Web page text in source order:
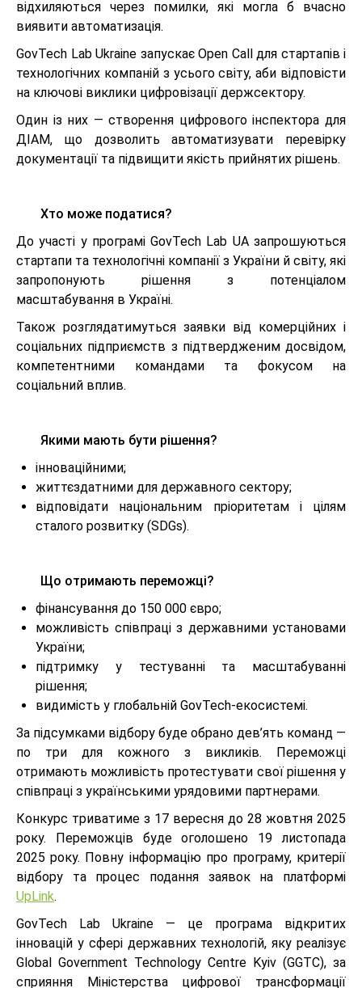
відхиляються через помилки, які могла б вчасно
виявити автоматизація.
GovTech Lab Ukraine запускає Open Call для стартапів і
технологічних компаній з усього світу, аби відповісти
на ключові виклики цифровізації держсектору.
Один із них — створення цифрового інспектора для
ДІАМ, що дозволить автоматизувати перевірку
документації та підвищити якість прийнятих рішень.
Хто може податися?
До участі у програмі GovTech Lab UA запрошуються
стартапи та технологічні компанії з України й світу, які
запропонують рішення з потенціалом
масштабування в Україні.
Також розглядатимуться заявки від комерційних і
соціальних підприємств з підтвердженим досвідом,
компетентними командами та фокусом на
соціальний вплив.
Якими мають бути рішення?
інноваційними;
життєздатними для державного сектору;
відповідати національним пріоритетам і цілям
сталого розвитку (SDGs).
Що отримають переможці?
фінансування до 150 000 євро;
можливість співпраці з державними установами
України;
підтримку у тестуванні та масштабуванні
рішення;
видимість у глобальній GovTech-екосистемі.
За підсумками відбору буде обрано дев’ять команд —
по три для кожного з викликів. Переможці
отримають можливість протестувати свої рішення у
співпраці з українськими урядовими партнерами.
Конкурс триватиме з 17 вересня до 28 жовтня 2025
року. Переможців буде оголошено 19 листопада
2025 року. Повну інформацію про програму, критерії
відбору та процес подання заявок на платформі
UpLink.
GovTech Lab Ukraine — це програма відкритих
інновацій у сфері державних технологій, яку реалізує
Global Government Technology Centre Kyiv (GGTC), за
сприяння Міністерства цифрової трансформації